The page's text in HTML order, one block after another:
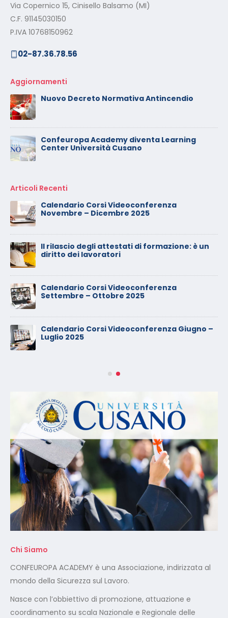
Via Copernico 15, Cinisello Balsamo (MI)
C.F. 91145030150
P.IVA 10768150962
02-87.36.78.56
Aggiornamenti
Nuovo Decreto Normativa Antincendio
Confeuropa Academy diventa Learning
Center Università Cusano
Articoli Recenti
Calendario Corsi Videoconferenza
Novembre – Dicembre 2025
Il rilascio degli attestati di formazione: è un
diritto dei lavoratori
Calendario Corsi Videoconferenza
Settembre – Ottobre 2025
Calendario Corsi Videoconferenza Giugno –
Luglio 2025
Chi Siamo
CONFEUROPA ACADEMY è una Associazione, indirizzata al
mondo della Sicurezza sul Lavoro.
Nasce con l’obbiettivo di promozione, attuazione e
coordinamento su scala Nazionale e Regionale delle